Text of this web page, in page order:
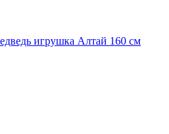
игрушка Алтай 160 см